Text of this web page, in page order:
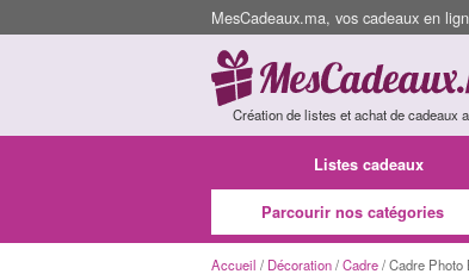
MesCadeaux.ma, vos cadeaux en
Création de listes et achat de cadeaux
Listes cadeaux
Parcourir nos catégories
Accueil / Décoration/Cadre/ Cadre Photo